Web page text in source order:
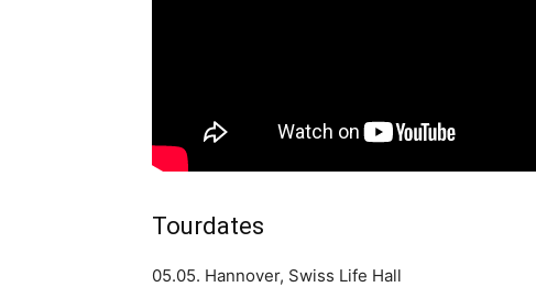
Tourdates
05.05. Hannover, Swiss Life Hall